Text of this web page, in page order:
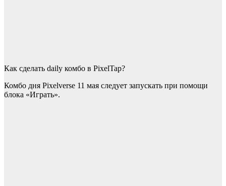
Как сделать daily комбо в PixelTap?
Комбо дня Pixelverse 11 мая следует запускать при помощи
блока «Играть».